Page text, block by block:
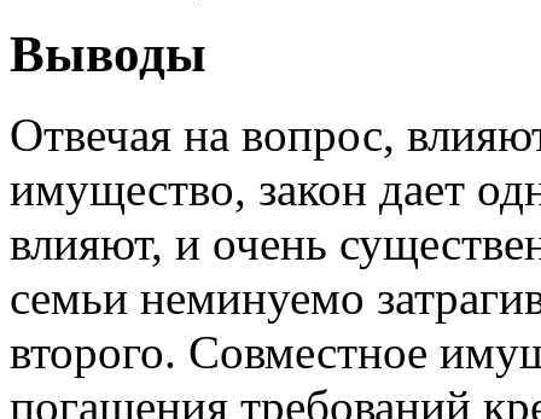
Выводы
Отвечая на вопрос,
имущество, закон дает
влияют, и очень
семьи неминуемо
второго. Совместное
погашения требований